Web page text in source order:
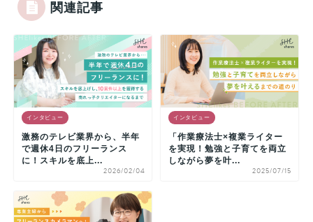
関連記事
インタビュー
激務のテレビ業界から、半年
で週休4日のフリーランス
に！スキルを底上...
2026/02/04
インタビュー
「作業療法士×複業ライター
を実現！勉強と子育てを両立
しながら夢を叶...
2025/07/15